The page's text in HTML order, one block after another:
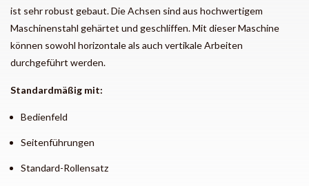
ist sehr robust gebaut. Die Achsen sind aus hochwertigem
Maschinenstahl gehärtet und geschliffen. Mit dieser Maschine
können sowohl horizontale als auch vertikale Arbeiten
durchgeführt werden.
Standardmäßig mit:
Bedienfeld
Seitenführungen
Standard-Rollensatz